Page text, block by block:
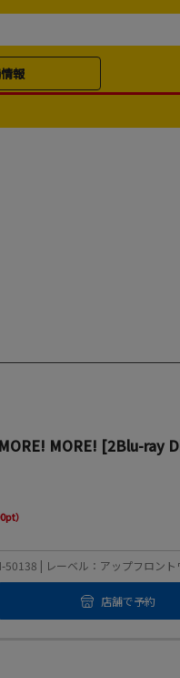
報
MORE! [2Blu-ray
）
| レーベル：アップフロント
店舗で予約